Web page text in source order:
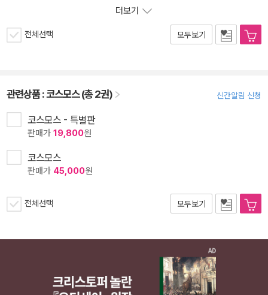
더보기
전체선택 모두보기
관련상품 :코스모스 (총 2권) 신간알림 신청
코스모스 - 특별판
판매가 19,800원
코스모스
판매가 45,000원
전체선택 모두보기